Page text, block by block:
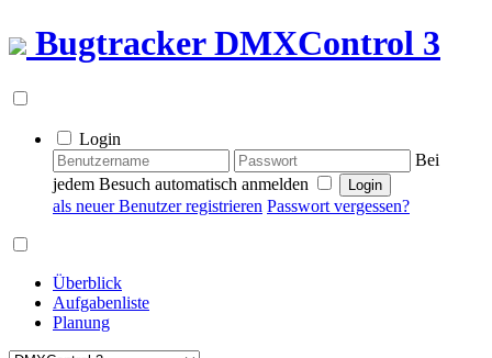
BugtrackerDMXControl 3
Login
Bei
jedem Besuch automatisch anmelden
als neuer Benutzer registrieren Passwort vergessen?
Überblick
Aufgabenliste
Planung